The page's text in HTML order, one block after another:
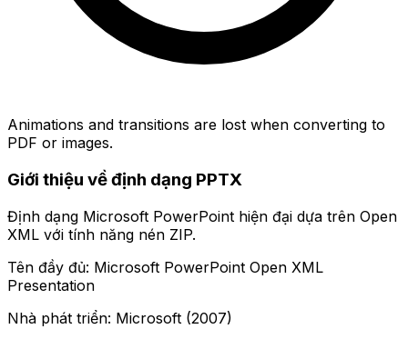
Animations and transitions are lost when converting to
PDF or images.
Giới thiệu về định dạng PPTX
Định dạng Microsoft PowerPoint hiện đại dựa trên Open
XML với tính năng nén ZIP.
Tên đầy đủ: Microsoft PowerPoint Open XML
Presentation
Nhà phát triển: Microsoft (2007)